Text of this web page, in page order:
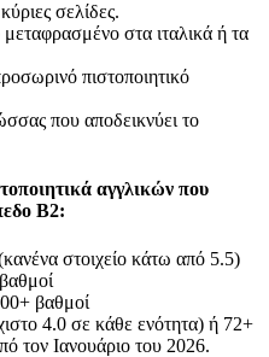
σελίδες.
στα ιταλικά ή τα
πιστοποιητικό
που αποδεικνύει το
αγγλικών που
Β2:
στοιχείο κάτω από 5.5)
βαθμοί
4.0 σε κάθε ενότητα) ή 72+
τον Ιανουάριο του 2026.